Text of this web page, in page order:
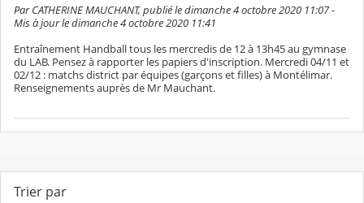
Par CATHERINE MAUCHANT, publié le dimanche 4 octobre 2020 11:07 -
Mis à jour le dimanche 4 octobre 2020 11:41
Entraînement Handball tous les mercredis de 12 à 13h45 au gymnase
du LAB. Pensez à rapporter les papiers d'inscription. Mercredi 04/11 et
02/12 : matchs district par équipes (garçons et filles) à Montélimar.
Renseignements auprès de Mr Mauchant.
Trier par